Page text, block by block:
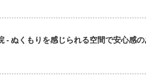
- ぬくもりを感じられる空間で安心感